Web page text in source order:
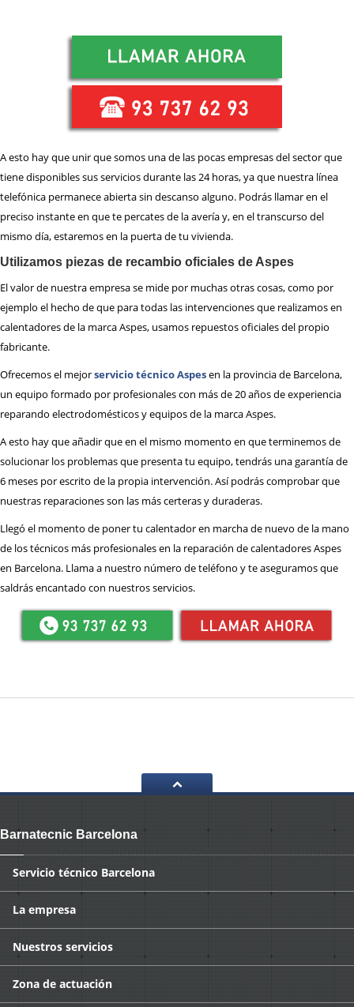
A esto hay que unir que somos una de las pocas empresas del sector que
tiene disponibles sus servicios durante las 24 horas, ya que nuestra línea
telefónica permanece abierta sin descanso alguno. Podrás llamar en el
preciso instante en que te percates de la avería y, en el transcurso del
mismo día, estaremos en la puerta de tu vivienda.
Utilizamos piezas de recambio oficiales de Aspes
El valor de nuestra empresa se mide por muchas otras cosas, como por
ejemplo el hecho de que para todas las intervenciones que realizamos en
calentadores de la marca Aspes, usamos repuestos oficiales del propio
fabricante.
Ofrecemos el mejorservicio técnico Aspesen la provincia de Barcelona,
un equipo formado por profesionales con más de 20 años de experiencia
reparando electrodomésticos y equipos de la marca Aspes.
A esto hay que añadir que en el mismo momento en que terminemos de
solucionar los problemas que presenta tu equipo, tendrás una garantía de
6 meses por escrito de la propia intervención. Así podrás comprobar que
nuestras reparaciones son las más certeras y duraderas.
Llegó el momento de poner tu calentador en marcha de nuevo de la mano
de los técnicos más profesionales en la reparación de calentadores Aspes
en Barcelona. Llama a nuestro número de teléfono y te aseguramos que
saldrás encantado con nuestros servicios.
Barnatecnic Barcelona
Servicio técnico Barcelona
La empresa
Nuestros servicios
Zona de actuación